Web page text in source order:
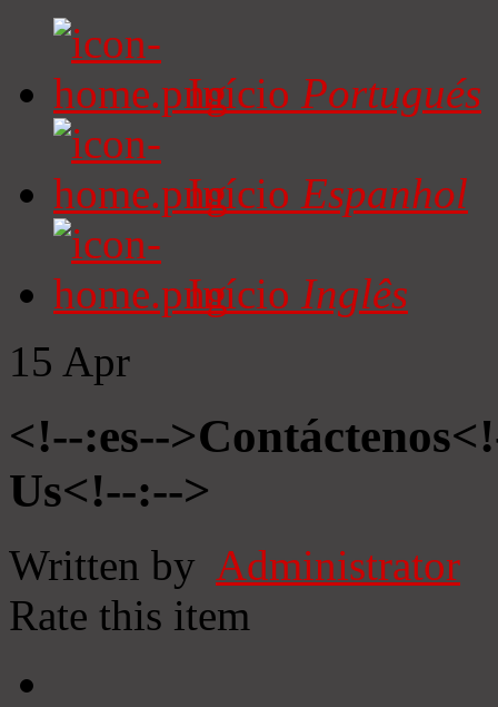
Início Portugués
Início Espanhol
Início Inglês
15 Apr
<!--:es--
Us<!--:-->
Written by Administrator
Rate this item